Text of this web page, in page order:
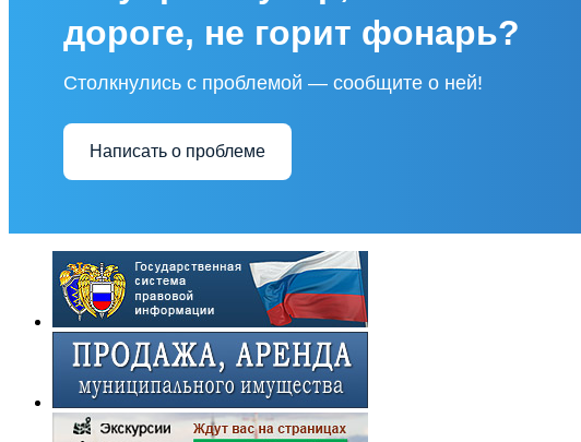
дороге, не горит фонарь?
Столкнулись с проблемой — сообщите о ней!
Написать о проблеме